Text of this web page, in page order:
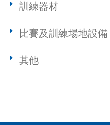
訓練器材
比賽及訓練場地設備
其他